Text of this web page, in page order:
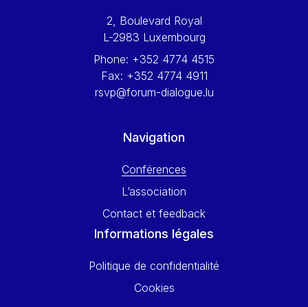
Wolfgang Ketterle
Yossi Beillin
Yves FRANCHET
2, Boulevard Royal
L-2983 Luxembourg
Phone: +352 4774 4515
Fax: +352 4774 4911
rsvp@forum-dialogue.lu
Navigation
Conférences
L’association
Contact et feedback
Informations légales
Politique de confidentialité
Cookies